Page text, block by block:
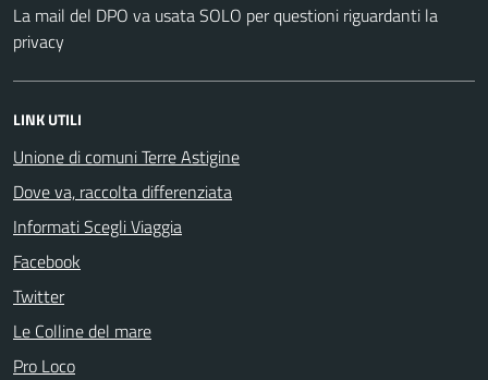
La mail del DPO va usata SOLO per questioni riguardanti la
privacy
LINK UTILI
Unione di comuni Terre Astigine
Dove va, raccolta differenziata
Informati Scegli Viaggia
Facebook
Twitter
Le Colline del mare
Pro Loco